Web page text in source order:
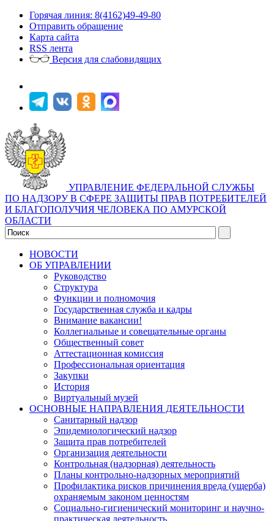
Горячая линия: 8(4162)49-49-80
Отправить обращение
Карта сайта
RSS лента
Версия для слабовидящих
УПРАВЛЕНИЕ ФЕДЕРАЛЬНОЙ СЛУЖБЫ
ПО НАДЗОРУ В СФЕРЕ ЗАЩИТЫ ПРАВ ПОТРЕБИТЕЛЕЙ
И БЛАГОПОЛУЧИЯ ЧЕЛОВЕКА ПО АМУРСКОЙ
ОБЛАСТИ
НОВОСТИ
ОБ УПРАВЛЕНИИ
Руководство
Структура
Функции и полномочия
Государственная служба и кадры
Внимание вакансии!
Коллегиальные и совещательные органы
Общественный совет
Аттестационная комиссия
Профессиональная ориентация
Закупки
История
Виртуальный музей
ОСНОВНЫЕ НАПРАВЛЕНИЯ ДЕЯТЕЛЬНОСТИ
Санитарный надзор
Эпидемиологический надзор
Защита прав потребителей
Организация деятельности
Контрольная (надзорная) деятельность
Планы контрольно-надзорных мероприятий
Профилактика рисков причинения вреда (ущерба)
охраняемым законом ценностям
Социально-гигиенический мониторинг и научно-
практическая деятельность